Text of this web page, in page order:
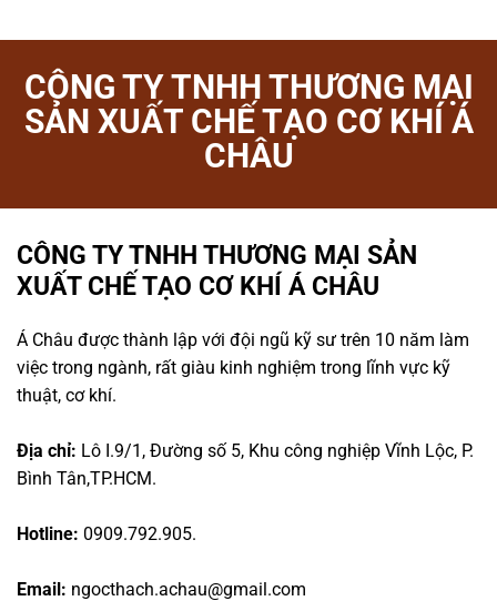
CÔNG TY TNHH THƯƠNG MẠI
SẢN XUẤT CHẾ TẠO CƠ KHÍ Á
CHÂU
CÔNG TY TNHH THƯƠNG MẠI SẢN
XUẤT CHẾ TẠO CƠ KHÍ Á CHÂU
Á Châu được thành lập với đội ngũ kỹ sư trên 10 năm làm
việc trong ngành, rất giàu kinh nghiệm trong lĩnh vực kỹ
thuật, cơ khí.
Địa chỉ: Lô I.9/1, Đường số 5, Khu công nghiệp Vĩnh Lộc, P.
Bình Tân,TP.HCM.
Hotline: 0909.792.905.
Email: ngocthach.achau@gmail.com